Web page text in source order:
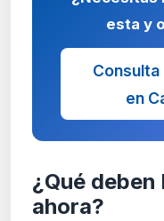
esta y
en
¿Qué
ahora?